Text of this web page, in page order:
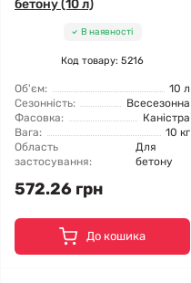
бетону (10 л)
В наявності
Код товару: 5216
Об'єм:
10 л
Сезонність:
Всесезонна
Фасовка:
Каністра
Вага:
10 кг
Область
застосування:
Для
бетону
572.26 грн
До кошика